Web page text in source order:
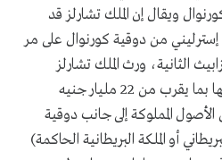
ويقال إن الملك تشارلز قد
جنيه إسترليني من دوقية كورنوال على مر
الثانية، ورث الملك تشارلز
الثالث عنها أصول تقدر قيمتها بما يقرب من 22 مليار جنيه
من الأصول المملوكة إلى جانب دوقية
أو الملكة البريطانية الحاكمة)